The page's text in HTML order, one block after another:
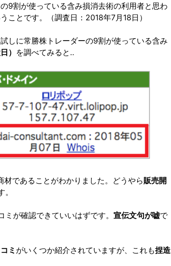
9割が使っている含み損消去術の利用者と思わ
ことです。（調査日：2018年7月18日）
しに常勝株トレーダーの9割が使っている含み
） を調べてみると‥
であることがわかりました。どうやら販売開
が確認できていいはずです。 宣伝文句が嘘で
ミ がいくつか紹介されていますが、これも捏造